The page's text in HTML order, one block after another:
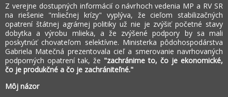
Z verejne dostupných informácií o návrhoch vedenia MP a RV SR
na riešenie "mliečnej krízy" vyplýva, že cieľom stabilizačných
opatrení štátnej agrárnej politiky už nie je zvýšiť početné stavy
dobytka a výrobu mlieka, a že zvýšené podpory by sa mali
poskytnúť chovateľom selektívne. Ministerka pôdohospodárstva
Gabriela Matečná prezentovala cieľ a smerovanie navrhovaných
podporných opatrení tak, že "zachránime to, čo je ekonomické,
čo je produkčné a čo je zachrániteľné."
Môj názor